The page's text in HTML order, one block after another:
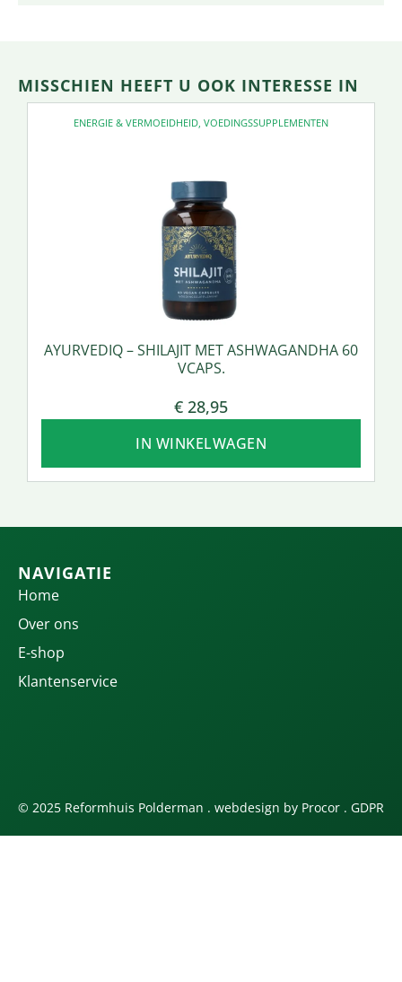
MISSCHIEN HEEFT U OOK INTERESSE IN
ENERGIE & VERMOEIDHEID, VOEDINGSSUPPLEMENTEN
AYURVEDIQ – SHILAJIT MET ASHWAGANDHA 60
VCAPS.
€ 28,95
IN WINKELWAGEN
NAVIGATIE
Home
Over ons
E-shop
Klantenservice
© 2025 Reformhuis Polderman . webdesign by Procor . GDPR